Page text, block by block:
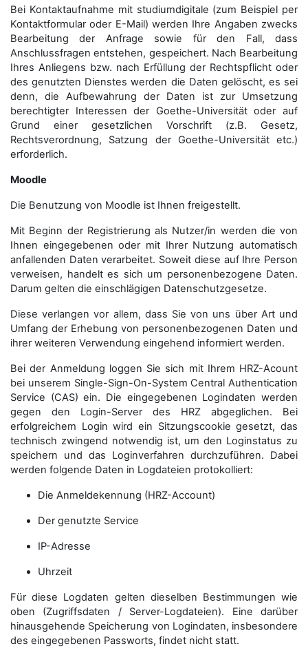
Bei Kontaktaufnahme mit studiumdigitale (zum Beispiel per
Kontaktformular oder E-Mail) werden Ihre Angaben zwecks
Bearbeitung der Anfrage sowie für den Fall, dass
Anschluss­fragen entstehen, gespeichert. Nach Bearbeitung
Ihres Anliegens bzw. nach Erfüllung der Rechtspflicht oder
des genutzten Dienstes werden die Daten gelöscht, es sei
denn, die Aufbewahrung der Daten ist zur Umsetzung
berechtigter Interessen der Goethe-Universität oder auf
Grund einer gesetzlichen Vorschrift (z.B. Gesetz,
Rechtsverordnung, Satzung der Goethe-Universität etc.)
erforderlich.
Moodle
Die Benutzung von Moodle ist Ihnen freigestellt.
Mit Beginn der Registrierung als Nutzer/in werden die von
Ihnen eingegebenen oder mit Ihrer Nutzung automatisch
anfallenden Daten verarbeitet. Soweit diese auf Ihre Person
verweisen, handelt es sich um personenbezogene Daten.
Darum gelten die einschlägigen Datenschutzgesetze.
Diese verlangen vor allem, dass Sie von uns über Art und
Umfang der Erhebung von personenbezogenen Daten und
ihrer weiteren Verwendung eingehend informiert werden.
Bei der Anmeldung loggen Sie sich mit Ihrem HRZ-Acount
bei unserem Single-Sign-On-System Central Authentication
Service (CAS) ein. Die eingegebenen Logindaten werden
gegen den Login-Server des HRZ abgeglichen. Bei
erfolgreichem Login wird ein Sitzungscookie gesetzt, das
technisch zwingend notwendig ist, um den Loginstatus zu
speichern und das Loginverfahren durchzuführen. Dabei
werden folgende Daten in Logdateien protokolliert:
Die Anmeldekennung (HRZ-Account)
Der genutzte Service
IP-Adresse
Uhrzeit
Für diese Logdaten gelten dieselben Bestimmungen wie
oben (Zugriffsdaten / Server-Logdateien). Eine darüber
hinausgehende Speicherung von Logindaten, insbesondere
des eingegebenen Passworts, findet nicht statt.